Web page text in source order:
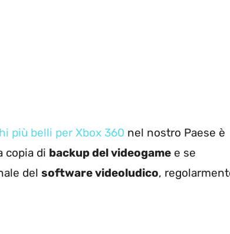
più belli per Xbox 360 nel nostro Paese è
copia di backup del videogame e se
del software videoludico,